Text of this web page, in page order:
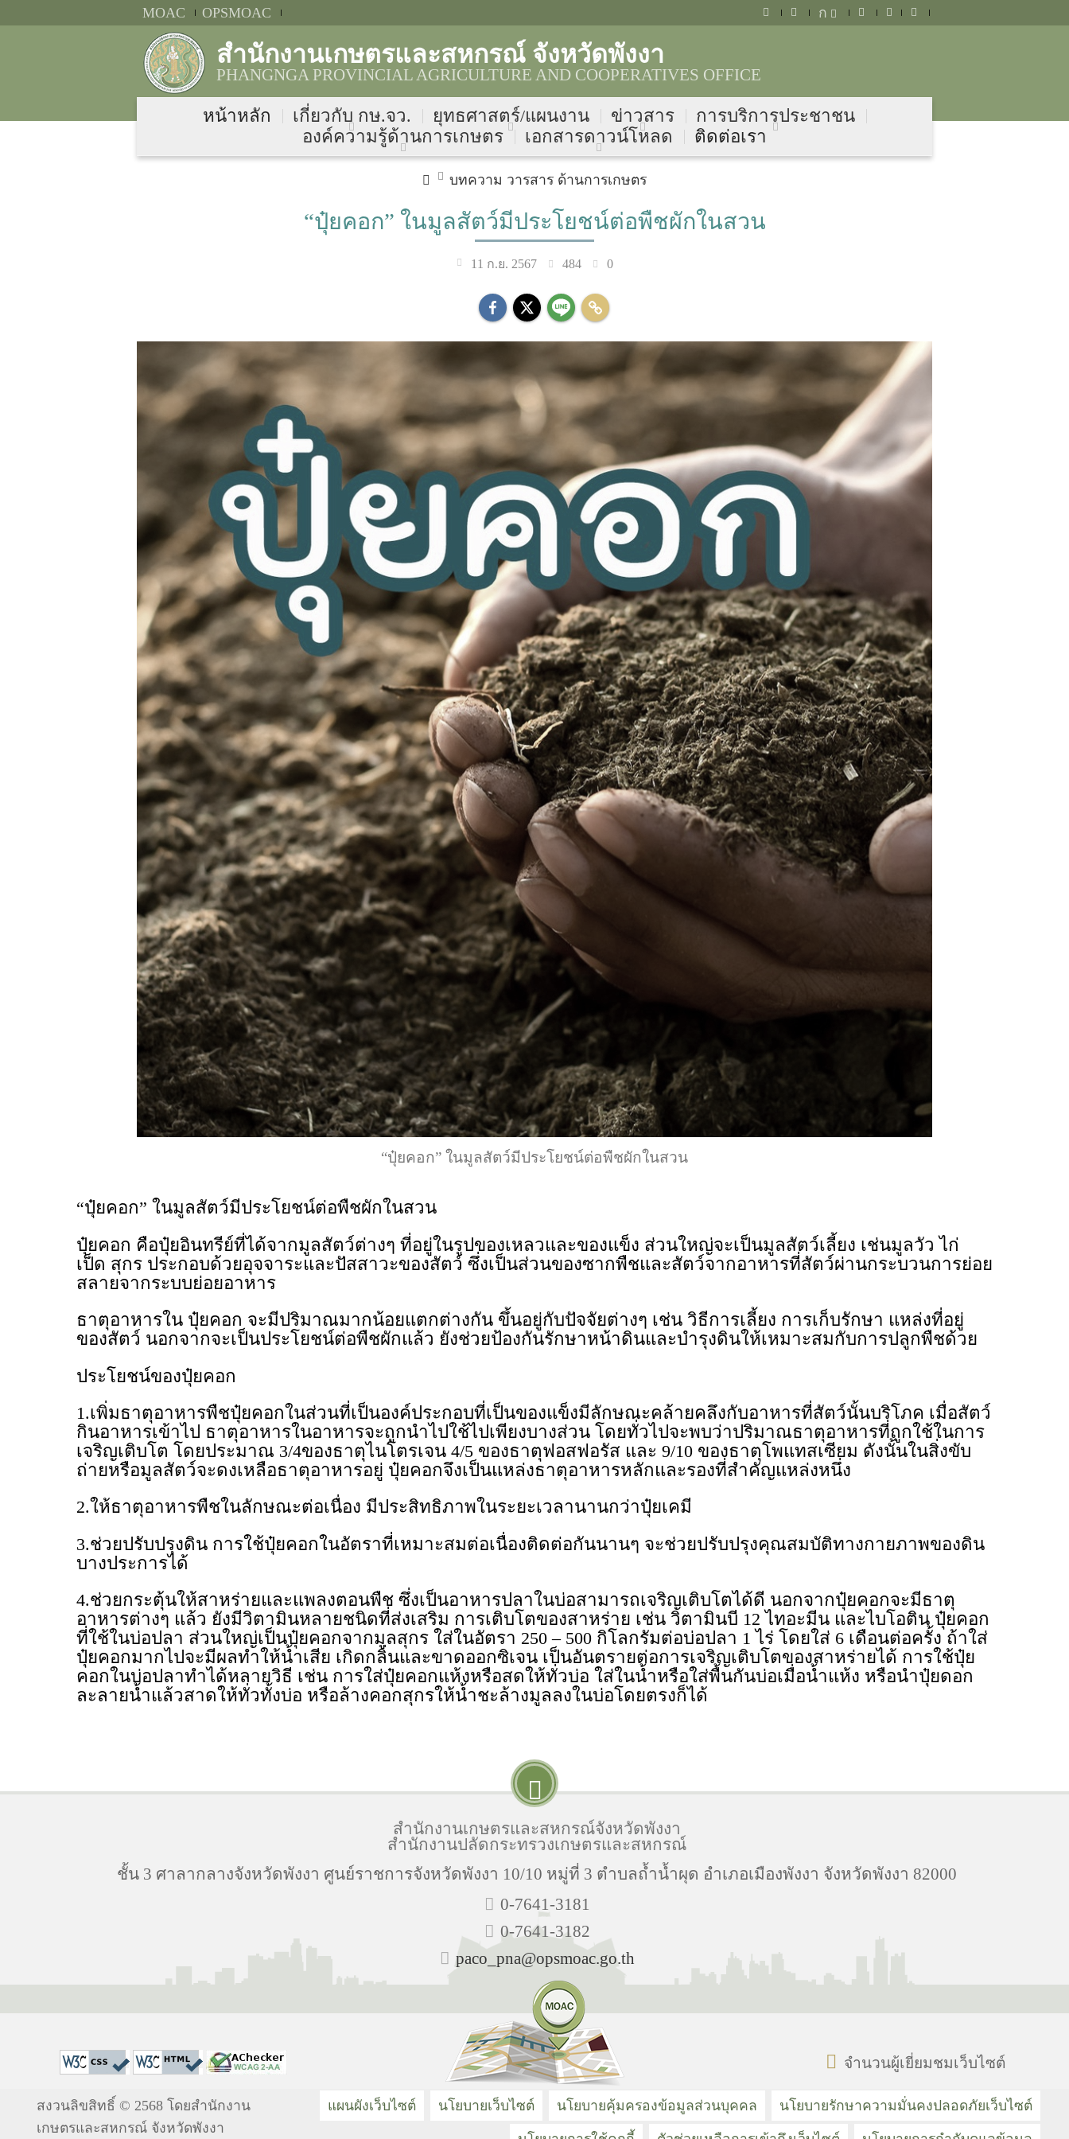
MOAC OPSMOAC ก
สำนักงานเกษตรและสหกรณ์ จังหวัดพังงา
PHANGNGA PROVINCIAL AGRICULTURE AND COOPERATIVES OFFICE
หน้าหลัก เกี่ยวกับ กษ.จว. ยุทธศาสตร์/แผนงาน ข่าวสาร
การบริการประชาชน
องค์ความรู้ด้านการเกษตร
เอกสารดาวน์โหลด ติดต่อเรา
บทความ วารสาร ด้านการเกษตร
“ปุ๋ยคอก” ในมูลสัตว์มีประโยชน์ต่อพืชผักในสวน
11 ก.ย. 2567 484 0
“ปุ๋ยคอก” ในมูลสัตว์มีประโยชน์ต่อพืชผักในสวน
“ปุ๋ยคอก” ในมูลสัตว์มีประโยชน์ต่อพืชผักในสวน
ปุ๋ยคอก คือปุ๋ยอินทรีย์ที่ได้จากมูลสัตว์ต่างๆ ที่อยู่ในรูปของเหลวและของแข็ง ส่วนใหญ่จะเป็นมูลสัตว์เลี้ยง เช่นมูลวัว ไก่
เป็ด สุกร ประกอบด้วยอุจจาระและปัสสาวะของสัตว์ ซึ่งเป็นส่วนของซากพืชและสัตว์จากอาหารที่สัตว์ผ่านกระบวนการย่อย
สลายจากระบบย่อยอาหาร
ธาตุอาหารใน ปุ๋ยคอก จะมีปริมาณมากน้อยแตกต่างกัน ขึ้นอยู่กับปัจจัยต่างๆ เช่น วิธีการเลี้ยง การเก็บรักษา แหล่งที่อยู่
ของสัตว์ นอกจากจะเป็นประโยชน์ต่อพืชผักแล้ว ยังช่วยป้องกันรักษาหน้าดินและบำรุงดินให้เหมาะสมกับการปลูกพืชด้วย
ประโยชน์ของปุ๋ยคอก
1.เพิ่มธาตุอาหารพืชปุ๋ยคอกในส่วนที่เป็นองค์ประกอบที่เป็นของแข็งมีลักษณะคล้ายคลึงกับอาหารที่สัตว์นั้นบริโภค เมื่อสัตว์
กินอาหารเข้าไป ธาตุอาหารในอาหารจะถูกนำไปใช้ไปเพียงบางส่วน โดยทั่วไปจะพบว่าปริมาณธาตุอาหารที่ถูกใช้ในการ
เจริญเติบโต โดยประมาณ 3/4ของธาตุไนโตรเจน 4/5 ของธาตุฟอสฟอรัส และ 9/10 ของธาตุโพแทสเซียม ดังนั้นในสิ่งขับ
ถ่ายหรือมูลสัตว์จะดงเหลือธาตุอาหารอยู่ ปุ๋ยคอกจึงเป็นแหล่งธาตุอาหารหลักและรองที่สำคัญแหล่งหนึ่ง
2.ให้ธาตุอาหารพืชในลักษณะต่อเนื่อง มีประสิทธิภาพในระยะเวลานานกว่าปุ๋ยเคมี
3.ช่วยปรับปรุงดิน การใช้ปุ๋ยคอกในอัตราที่เหมาะสมต่อเนื่องติดต่อกันนานๆ จะช่วยปรับปรุงคุณสมบัติทางกายภาพของดิน
บางประการได้
4.ช่วยกระตุ้นให้สาหร่ายและแพลงตอนพืช ซึ่งเป็นอาหารปลาในบ่อสามารถเจริญเติบโตได้ดี นอกจากปุ๋ยคอกจะมีธาตุ
อาหารต่างๆ แล้ว ยังมีวิตามินหลายชนิดที่ส่งเสริม การเติบโตของสาหร่าย เช่น วิตามินบี 12 ไทอะมีน และไบโอติน ปุ๋ยคอก
ที่ใช้ในบ่อปลา ส่วนใหญ่เป็นปุ๋ยคอกจากมูลสุกร ใส่ในอัตรา 250 – 500 กิโลกรัมต่อบ่อปลา 1 ไร่ โดยใส่ 6 เดือนต่อครั้ง ถ้าใส่
ปุ๋ยคอกมากไปจะมีผลทำให้น้ำเสีย เกิดกลิ่นและขาดออกซิเจน เป็นอันตรายต่อการเจริญเติบโตของสาหร่ายได้ การใช้ปุ๋ย
คอกในบ่อปลาทำได้หลายวิธี เช่น การใส่ปุ๋ยคอกแห้งหรือสดให้ทั่วบ่อ ใส่ในน้ำหรือใส่พื้นกันบ่อเมื่อน้ำแห้ง หรือนำปุ๋ยดอก
ละลายน้ำแล้วสาดให้ทั่วทั้งบ่อ หรือล้างคอกสุกรให้น้ำชะล้างมูลลงในบ่อโดยตรงก็ได้
สำนักงานเกษตรและสหกรณ์จังหวัดพังงา
สำนักงานปลัดกระทรวงเกษตรและสหกรณ์
ชั้น 3 ศาลากลางจังหวัดพังงา ศูนย์ราชการจังหวัดพังงา 10/10 หมู่ที่ 3 ตำบลถ้ำน้ำผุด อำเภอเมืองพังงา จังหวัดพังงา 82000
0-7641-3181
0-7641-3182
paco_pna@opsmoac.go.th
จำนวนผู้เยี่ยมชมเว็บไซต์
สงวนลิขสิทธิ์ © 2568 โดยสำนักงาน
เกษตรและสหกรณ์ จังหวัดพังงา
แผนผังเว็บไซต์ นโยบายเว็บไซต์ นโยบายคุ้มครองข้อมูลส่วนบุคคล นโยบายรักษาความมั่นคงปลอดภัยเว็บไซต์